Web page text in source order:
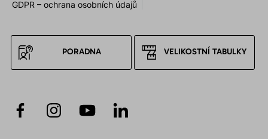
GDPR – ochrana osobních údajů
PORADNA VELIKOSTNÍ TABULKY